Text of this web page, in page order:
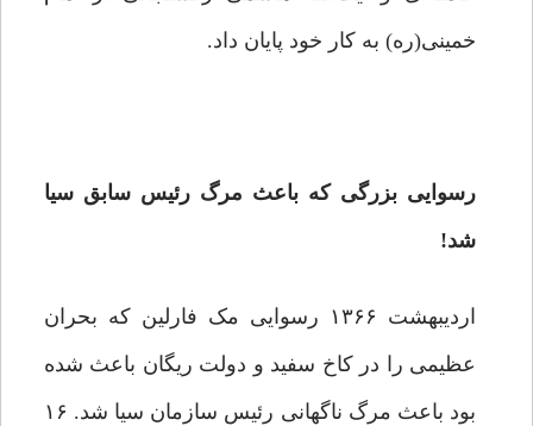
خمینی(ره) به کار خود پایان داد.
رسوایی بزرگی که باعث مرگ رئیس سابق سیا
شد!
اردیبهشت ۱۳۶۶ رسوایی مک فارلین که بحران
عظیمی را در کاخ سفید و دولت ریگان باعث شده
بود باعث مرگ ناگهانی رئیس سازمان سیا شد. ۱۶